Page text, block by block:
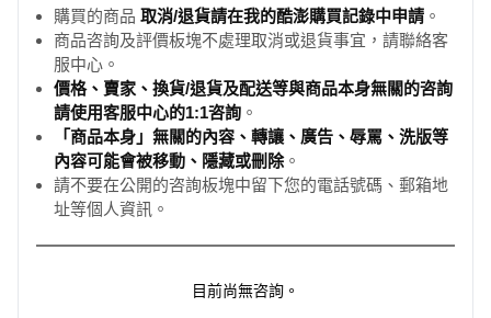
購買的商品 取消/退貨請在我的酷澎購買記錄中申請 。
商品咨詢及評價板塊不處理取消或退貨事宜，請聯絡客
服中心。
價格、賣家、換貨/退貨及配送等與商品本身無關的咨詢
請使用客服中心的1:1咨詢 。
「商品本身」無關的內容、轉讓、廣告、辱罵、洗版等
內容可能會被移動、隱藏或刪除。
請不要在公開的咨詢板塊中留下您的電話號碼、郵箱地
址等個人資訊。
目前尚無咨詢。